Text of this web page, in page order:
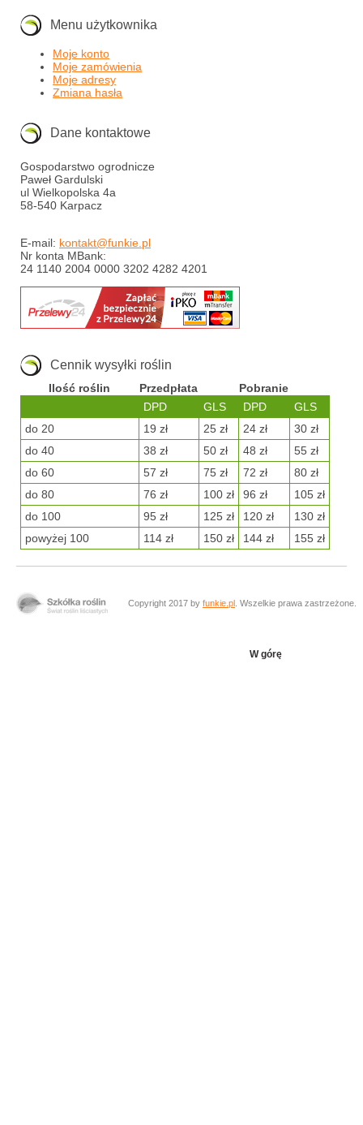
Menu użytkownika
Moje konto
Moje zamówienia
Moje adresy
Zmiana hasła
Dane kontaktowe
Gospodarstwo ogrodnicze
Paweł Gardulski
ul Wielkopolska 4a
58-540 Karpacz
E-mail: kontakt@funkie.pl
Nr konta MBank:
24 1140 2004 0000 3202 4282 4201
Cennik wysyłki roślin
Ilość roślin Przedpłata
Pobranie
DPD
GLS DPD
GLS
do 20
19 zł 25 zł 24 zł
30 zł
do 40
38 zł 50 zł 48 zł
55 zł
do 60
57 zł 75 zł 72 zł
80 zł
do 80
76 zł 100 zł 96 zł
105 zł
do 100
95 zł 125 zł 120 zł
130 zł
powyżej 100
114 zł 150 zł 144 zł 155 zł
Copyright 2017 by funkie.pl . Wszelkie prawa zastrzeżone.
W górę